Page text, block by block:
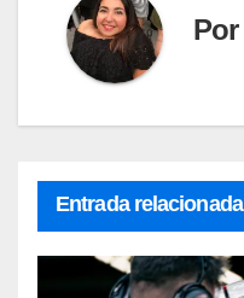
Por
Entrada relacionada